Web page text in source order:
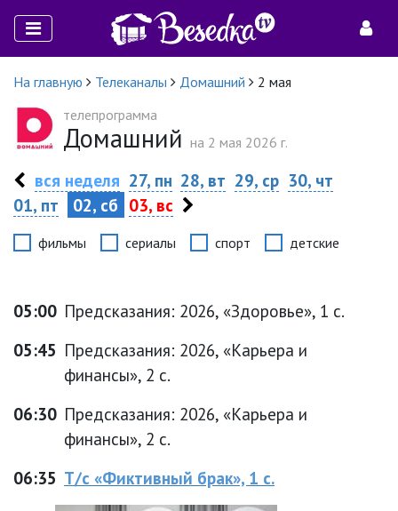
На главную Телеканалы Домашний
2 мая
телепрограмма
Домашний на 2 мая 2026 г.
вся неделя 27, пн 28, вт 29, ср 30, чт
01, пт
02, сб 03, вс
фильмы сериалы спорт детские
05:00 Предсказания: 2026, «Здоровье», 1 с.
05:45 Предсказания: 2026, «Карьера и
финансы», 2 с.
06:30 Предсказания: 2026, «Карьера и
финансы», 2 с.
06:35 Т/с «Фиктивный брак», 1 с.